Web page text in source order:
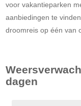
voor vakantieparken
aanbiedingen te
droomreis op één van
dagen